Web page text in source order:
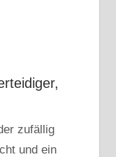
zufällig
und ein